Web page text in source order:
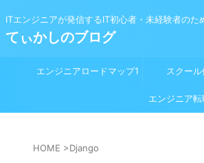
ITエンジニアが発信するIT初心者・未経験者のた
てぃかしのブログ
エンジニアロードマップ1 スクー
エンジニア転
HOME >Django